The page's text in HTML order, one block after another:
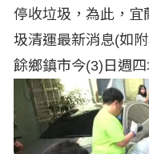
房產理財
宜蘭綠色博覽會
運動賽事
停收垃圾，為此，
圾清運最新消息(如
餘鄉鎮市今(3)日週